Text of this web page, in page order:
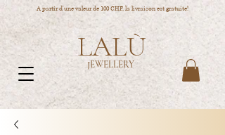
A partir d'une valeur de 100 CHF, la livraison est gratuite!
LALÙ
JEWELLERY